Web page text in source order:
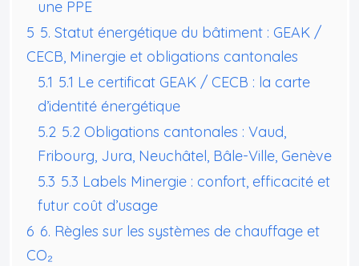
une PPE
5 5. Statut énergétique du bâtiment : GEAK /
CECB, Minergie et obligations cantonales
5.1 5.1 Le certificat GEAK / CECB : la carte
d’identité énergétique
5.2 5.2 Obligations cantonales : Vaud,
Fribourg, Jura, Neuchâtel, Bâle-Ville, Genève
5.3 5.3 Labels Minergie : confort, efficacité et
futur coût d’usage
6 6. Règles sur les systèmes de chauffage et
CO₂